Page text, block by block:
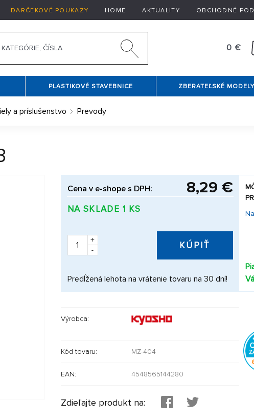
DARČEKOVÉ POUKAZY HOME AKTUALITY OBCHODNÉ
0 €
PLASTIKOVÉ STAVEBNICE ZBERATEĽSKÉ MODELY
a príslušenstvo Prevody
Cena v e-shope s DPH: 8,29 €
NA SKLADE 1 KS
+
-
KÚPIŤ
Predĺžená lehota na vrátenie tovaru na 30 dní!
Výrobca:
Kód tovaru: MZ-404
EAN: 4548565144280
Zdieľajte produkt na: